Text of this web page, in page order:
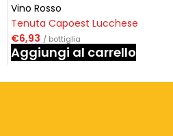
Vino Rosso
Tenuta Capoest Lucchese
€6,93 / bottiglia
Aggiungi al carrello